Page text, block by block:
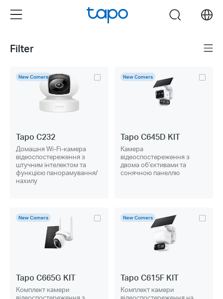
the
Menu search
Filter Menu
New Comers
Tapo C232
Домашня Wi-Fi-камера
відеоспостереження з
штучним інтелектом та
функцією панорамування/
нахилу
New Comers
Tapo C645D KIT
Камера
відеоспостереження з
двома об'єктивами та
сонячною панеллю
New Comers
Tapo C665G KIT
Комплект камери
New Comers
Tapo C615F KIT
Комплект камери